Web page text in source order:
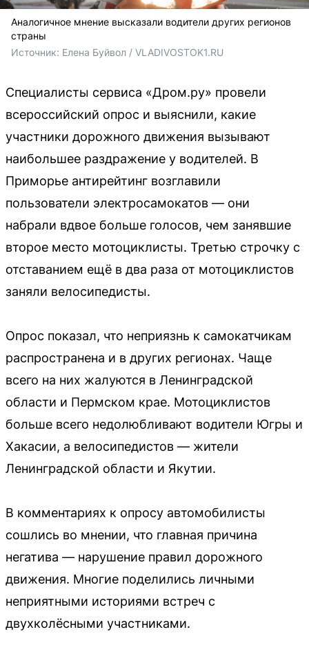
Аналогичное мнение высказали водители других регионов
страны
Источник: Елена Буйвол / VLADIVOSTOK1.RU
Специалисты сервиса «Дром.ру» провели
всероссийский опрос и выяснили, какие
участники дорожного движения вызывают
наибольшее раздражение у водителей. В
Приморье антирейтинг возглавили
пользователи электросамокатов — они
набрали вдвое больше голосов, чем занявшие
второе место мотоциклисты. Третью строчку с
отставанием ещё в два раза от мотоциклистов
заняли велосипедисты.
Опрос показал, что неприязнь к самокатчикам
распространена и в других регионах. Чаще
всего на них жалуются в Ленинградской
области и Пермском крае. Мотоциклистов
больше всего недолюбливают водители Югры и
Хакасии, а велосипедистов — жители
Ленинградской области и Якутии.
В комментариях к опросу автомобилисты
сошлись во мнении, что главная причина
негатива — нарушение правил дорожного
движения. Многие поделились личными
неприятными историями встреч с
двухколёсными участниками.